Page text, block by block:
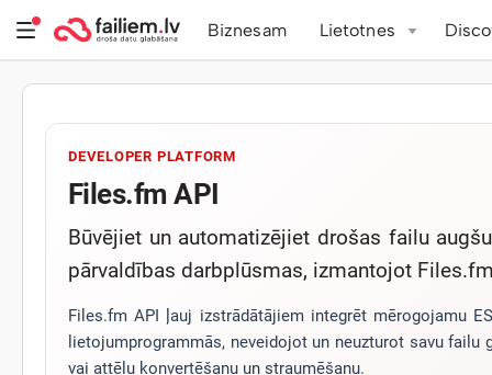
Biznesam Lietotnes
DEVELOPER PLATFORM
Files.fm API
Būvējiet un automatizējiet drošas failu
pārvaldības darbplūsmas, izmantojot
Files.fm API ļauj izstrādātājiem integrēt mērogojamu
lietojumprogrammās, neveidojot un neuzturot savu
vai attēlu konvertēšanu un straumēšanu.